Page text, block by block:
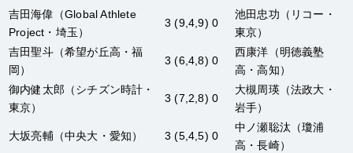
吉田海偉 （Global Athlete
Project・埼玉）
3 (9,4,9) 0
池田忠功 （リコー・
東京）
吉田聖斗（希望が丘高・福
岡）
3 (6,4,8) 0
西康洋 （明徳義塾
高・高知）
御内健太郎 （シチズン時計・
東京）
3 (7,2,8) 0
大槻周瑛（法政大・
岩手）
大坂亮輔（中央大・愛知） 3 (5,4,5) 0
中ノ瀬聡汰 （瓊浦
高・長崎）